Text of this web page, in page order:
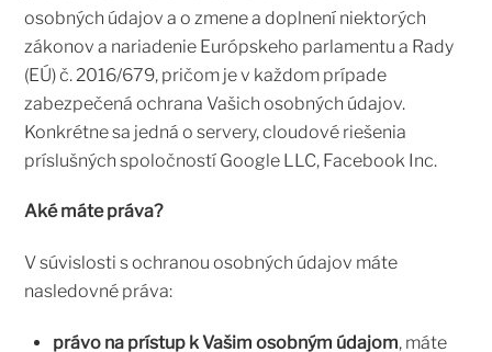
osobných údajov a o zmene a doplnení niektorých
zákonov a nariadenie Európskeho parlamentu a Rady
(EÚ) č. 2016/679, pričom je v každom prípade
zabezpečená ochrana Vašich osobných údajov.
Konkrétne sa jedná o servery, cloudové riešenia
príslušných spoločností Google LLC, Facebook Inc.
Aké máte práva?
V súvislosti s ochranou osobných údajov máte
nasledovné práva:
právo na prístup k Vašim osobným údajom, máte